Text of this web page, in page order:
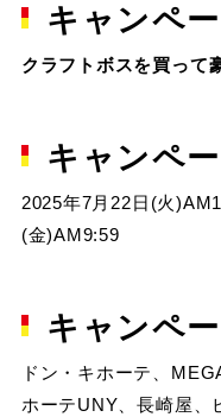
キャンペ
クラフトボスを買って
キャンペ
2025年7月22日(火
(金)AM9:59
キャンペ
ドン・キホーテ、
ホーテUNY、長崎屋、